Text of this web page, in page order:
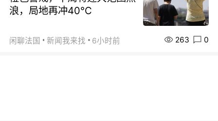
浪，局地再冲40℃
闲聊法国 新闻我来找 6小时前 263 0